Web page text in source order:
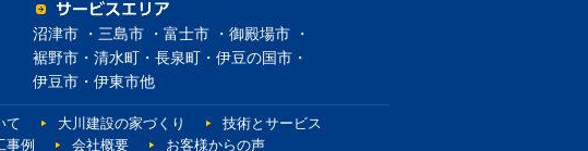
沼津市 ・三島市 ・富士市 ・御殿場市 ・
裾野市・清水町・長泉町・伊豆の国市・
伊豆市・伊東市他
て 大川建設の家づくり
技術とサービス
事例 会社概要 お客様からの声